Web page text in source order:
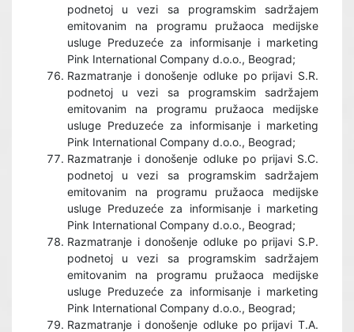
podnetoj u vezi sa programskim sadržajem
emitovanim na programu pružaoca medijske
usluge Preduzeće za informisanje i marketing
Pink International Company d.o.o., Beograd;
Razmatranje i donošenje odluke po prijavi S.R.
podnetoj u vezi sa programskim sadržajem
emitovanim na programu pružaoca medijske
usluge Preduzeće za informisanje i marketing
Pink International Company d.o.o., Beograd;
Razmatranje i donošenje odluke po prijavi S.C.
podnetoj u vezi sa programskim sadržajem
emitovanim na programu pružaoca medijske
usluge Preduzeće za informisanje i marketing
Pink International Company d.o.o., Beograd;
Razmatranje i donošenje odluke po prijavi S.P.
podnetoj u vezi sa programskim sadržajem
emitovanim na programu pružaoca medijske
usluge Preduzeće za informisanje i marketing
Pink International Company d.o.o., Beograd;
Razmatranje i donošenje odluke po prijavi T.A.